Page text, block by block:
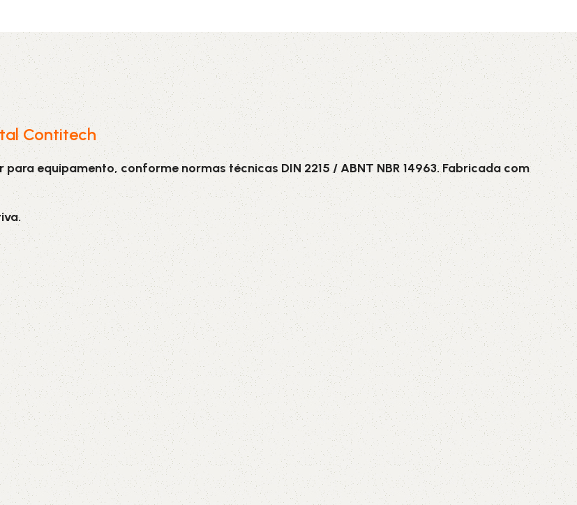
ZX
Contitech
equipamento, conforme normas técnicas DIN 2215 / ABNT NBR 14963. Fabricada com